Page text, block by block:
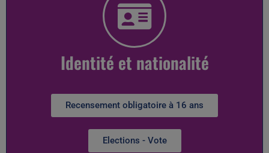
Identité et nationalité
Recensement obligatoire à 16 ans
Elections - Vote